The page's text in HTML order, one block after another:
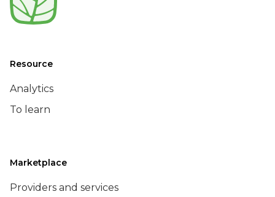
Resource
Analytics
To learn
Marketplace
Providers and services